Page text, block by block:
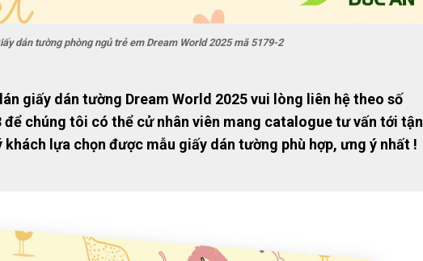
dán tường phòng ngủ trẻ em Dream World 2025 mã 5179-2
giấy dán tường Dream World 2025 vui lòng liên hệ theo số
để chúng tôi có thể cử nhân viên mang catalogue tư vấn tới tận
lựa chọn được mẫu giấy dán tường phù hợp, ưng ý nhất !